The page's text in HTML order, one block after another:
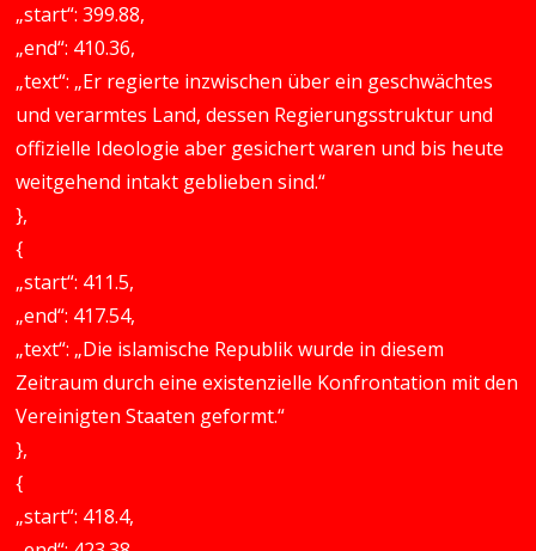
„start“: 399.88,
„end“: 410.36,
„text“: „Er regierte inzwischen über ein geschwächtes
und verarmtes Land, dessen Regierungsstruktur und
offizielle Ideologie aber gesichert waren und bis heute
weitgehend intakt geblieben sind.“
},
{
„start“: 411.5,
„end“: 417.54,
„text“: „Die islamische Republik wurde in diesem
Zeitraum durch eine existenzielle Konfrontation mit den
Vereinigten Staaten geformt.“
},
{
„start“: 418.4,